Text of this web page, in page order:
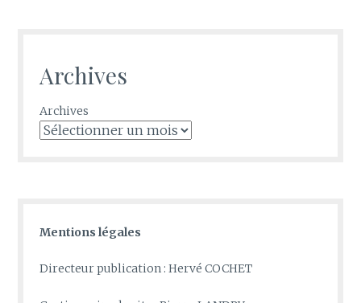
Archives
Archives
Mentions légales
Directeur publication : Hervé COCHET